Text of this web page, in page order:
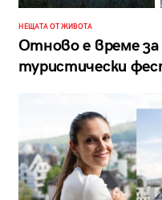
НЕЩАТА ОТ ЖИВОТА
Отново е време за
туристически